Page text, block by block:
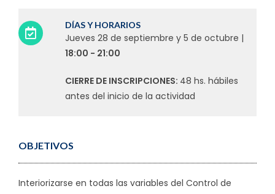
DÍAS Y HORARIOS
Jueves 28 de septiembre y 5 de octubre |
18:00 - 21:00
CIERRE DE INSCRIPCIONES: 48 hs. hábiles
antes del inicio de la actividad
OBJETIVOS
Interiorizarse en todas las variables del Control de